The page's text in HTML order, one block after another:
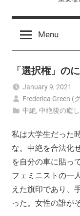
Menu
「選択権」の
January 9, 2021
Frederica Green (
中絶,中絶後の癒し
私は大学生だった
な。中絶を合法化
を自分の車に貼っ
フェミニストの一
えた旗印であり、
った。女性の誰が